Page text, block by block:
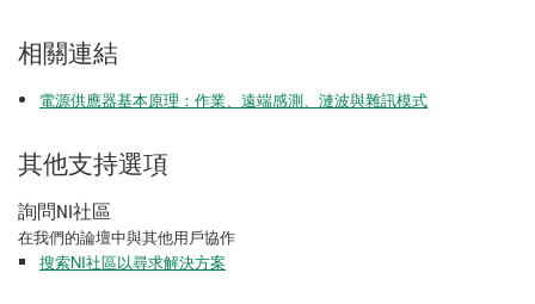
相關連結
電源供應器基本原理：作業、遠端感測、漣波與雜訊模式
其他支持選項
詢問NI社區
在我們的論壇中與其他用戶協作
搜索NI社區以尋求解決方案